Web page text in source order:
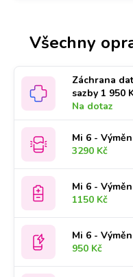
Všechny
Záchrana
sazby 1 950
Na dotaz
Mi 6 -
3290 Kč
Mi 6 -
1150 Kč
Mi 6 -
950 Kč